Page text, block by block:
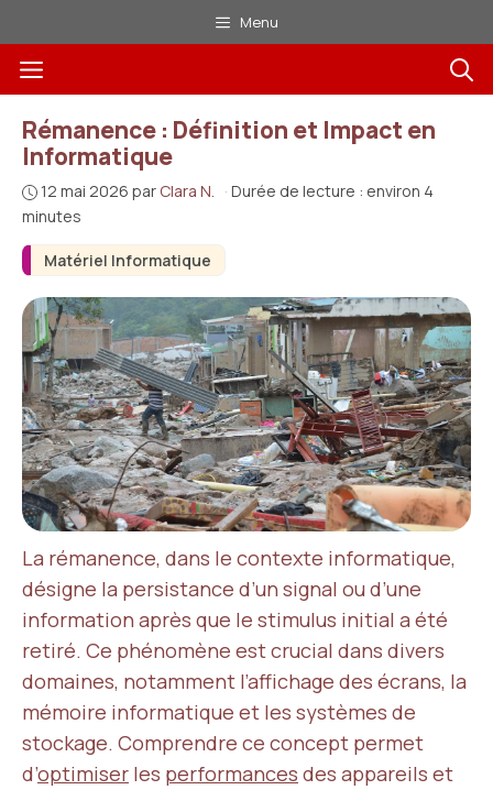
au
contenu
Menu
Menu
Matériel Informatique
Rémanence : Définition et Impact en
Informatique
12 mai 2026 par Clara N. · Durée de lecture : environ 4
minutes
La rémanence, dans le contexte informatique,
désigne la persistance d’un signal ou d’une
information après que le stimulus initial a été
retiré. Ce phénomène est crucial dans divers
domaines, notamment l’affichage des écrans, la
mémoire informatique et les systèmes de
stockage. Comprendre ce concept permet
d’optimiser les performances des appareils et